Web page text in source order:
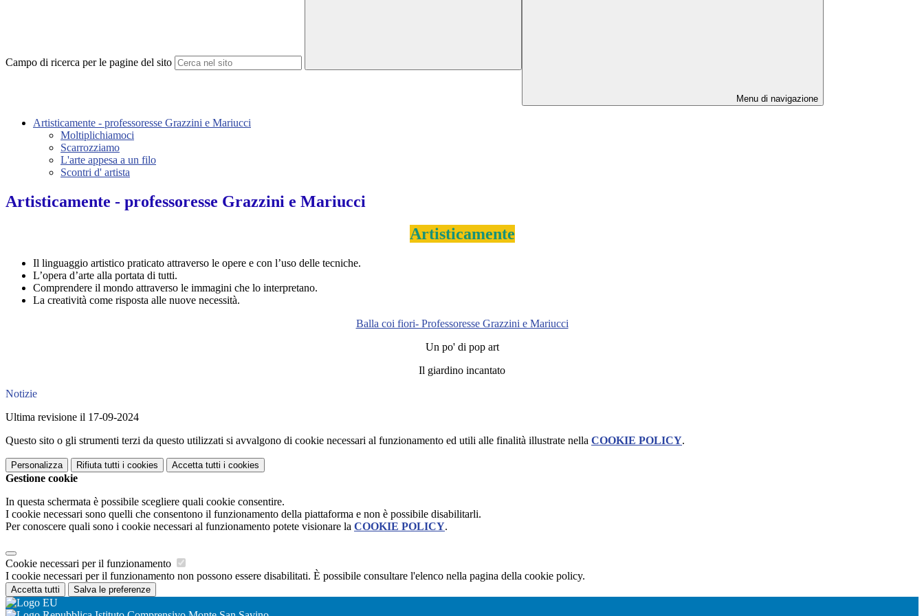
Campo di ricerca per le pagine del sito
Menu di navigazione
Artisticamente - professoresse Grazzini e Mariucci
Moltiplichiamoci
Scarrozziamo
L'arte appesa a un filo
Scontri d' artista
Artisticamente - professoresse Grazzini e Mariucci
Artisticamente
Il linguaggio artistico praticato attraverso le opere e con l’uso delle tecniche.
L’opera d’arte alla portata di tutti.
Comprendere il mondo attraverso le immagini che lo interpretano.
La creatività come risposta alle nuove necessità.
Balla coi fiori- Professoresse Grazzini e Mariucci
Un po' di pop art
Il giardino incantato
Notizie
Ultima revisione il 17-09-2024
Questo sito o gli strumenti terzi da questo utilizzati si avvalgono di cookie necessari al funzionamento ed utili alle finalità illustrate nella COOKIE POLICY.
Personalizza Rifiuta tutti i cookies Accetta tutti i cookies
Gestione cookie
In questa schermata è possibile scegliere quali cookie consentire.
I cookie necessari sono quelli che consentono il funzionamento della piattaforma e non è possibile disabilitarli.
Per conoscere quali sono i cookie necessari al funzionamento potete visionare la COOKIE POLICY.
Cookie necessari per il funzionamento
I cookie necessari per il funzionamento non possono essere disabilitati. È possibile consultare l'elenco nella pagina della cookie policy.
Accetta tutti Salva le preferenze